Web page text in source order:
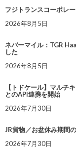
フジトランスコーポレ
2026年8月5日
ネバーマイル：TGR
した
2026年8月5日
【トドケール】マルチ
とのAPI連携を開始
2026年7月30日
JR貨物／お盆休み期間
2026年7月30日